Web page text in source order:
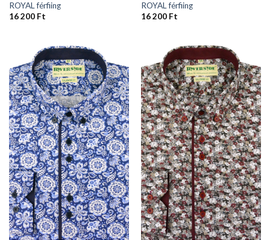
ROYAL férfiing
16 200 Ft
ROYAL férfiing
16 200 Ft